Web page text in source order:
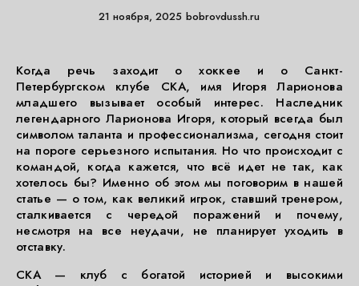
21 ноября, 2025 bobrovdussh.ru
Когда речь заходит о хоккее и о Санкт-
Петербургском клубе СКА, имя Игоря Ларионова
младшего вызывает особый интерес. Наследник
легендарного Ларионова Игоря, который всегда был
символом таланта и профессионализма, сегодня стоит
на пороге серьезного испытания. Но что происходит с
командой, когда кажется, что всё идет не так, как
хотелось бы? Именно об этом мы поговорим в нашей
статье — о том, как великий игрок, ставший тренером,
сталкивается с чередой поражений и почему,
несмотря на все неудачи, не планирует уходить в
отставку.
СКА — клуб с богатой историей и высокими